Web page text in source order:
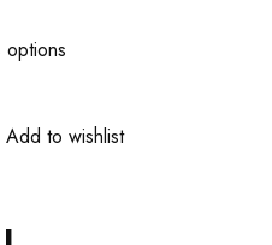
options
Add to wishlist